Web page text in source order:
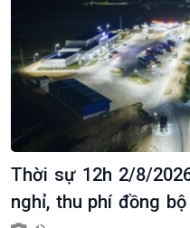
Thời sự 12h 2/8/
nghỉ, thu phí đồng